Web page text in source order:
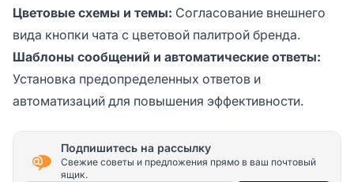
Цветовые схемы и темы: Согласование внешнего
вида кнопки чата с цветовой палитрой бренда.
Шаблоны сообщений и автоматические ответы:
Установка предопределенных ответов и
автоматизаций для повышения эффективности.
Подпишитесь на рассылку
Свежие советы и предложения прямо в ваш почтовый
ящик.